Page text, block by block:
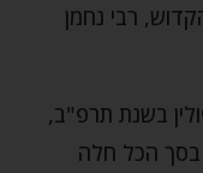
רבי נחמן
בשנת תרפ"ב,
בסך הכל חלה